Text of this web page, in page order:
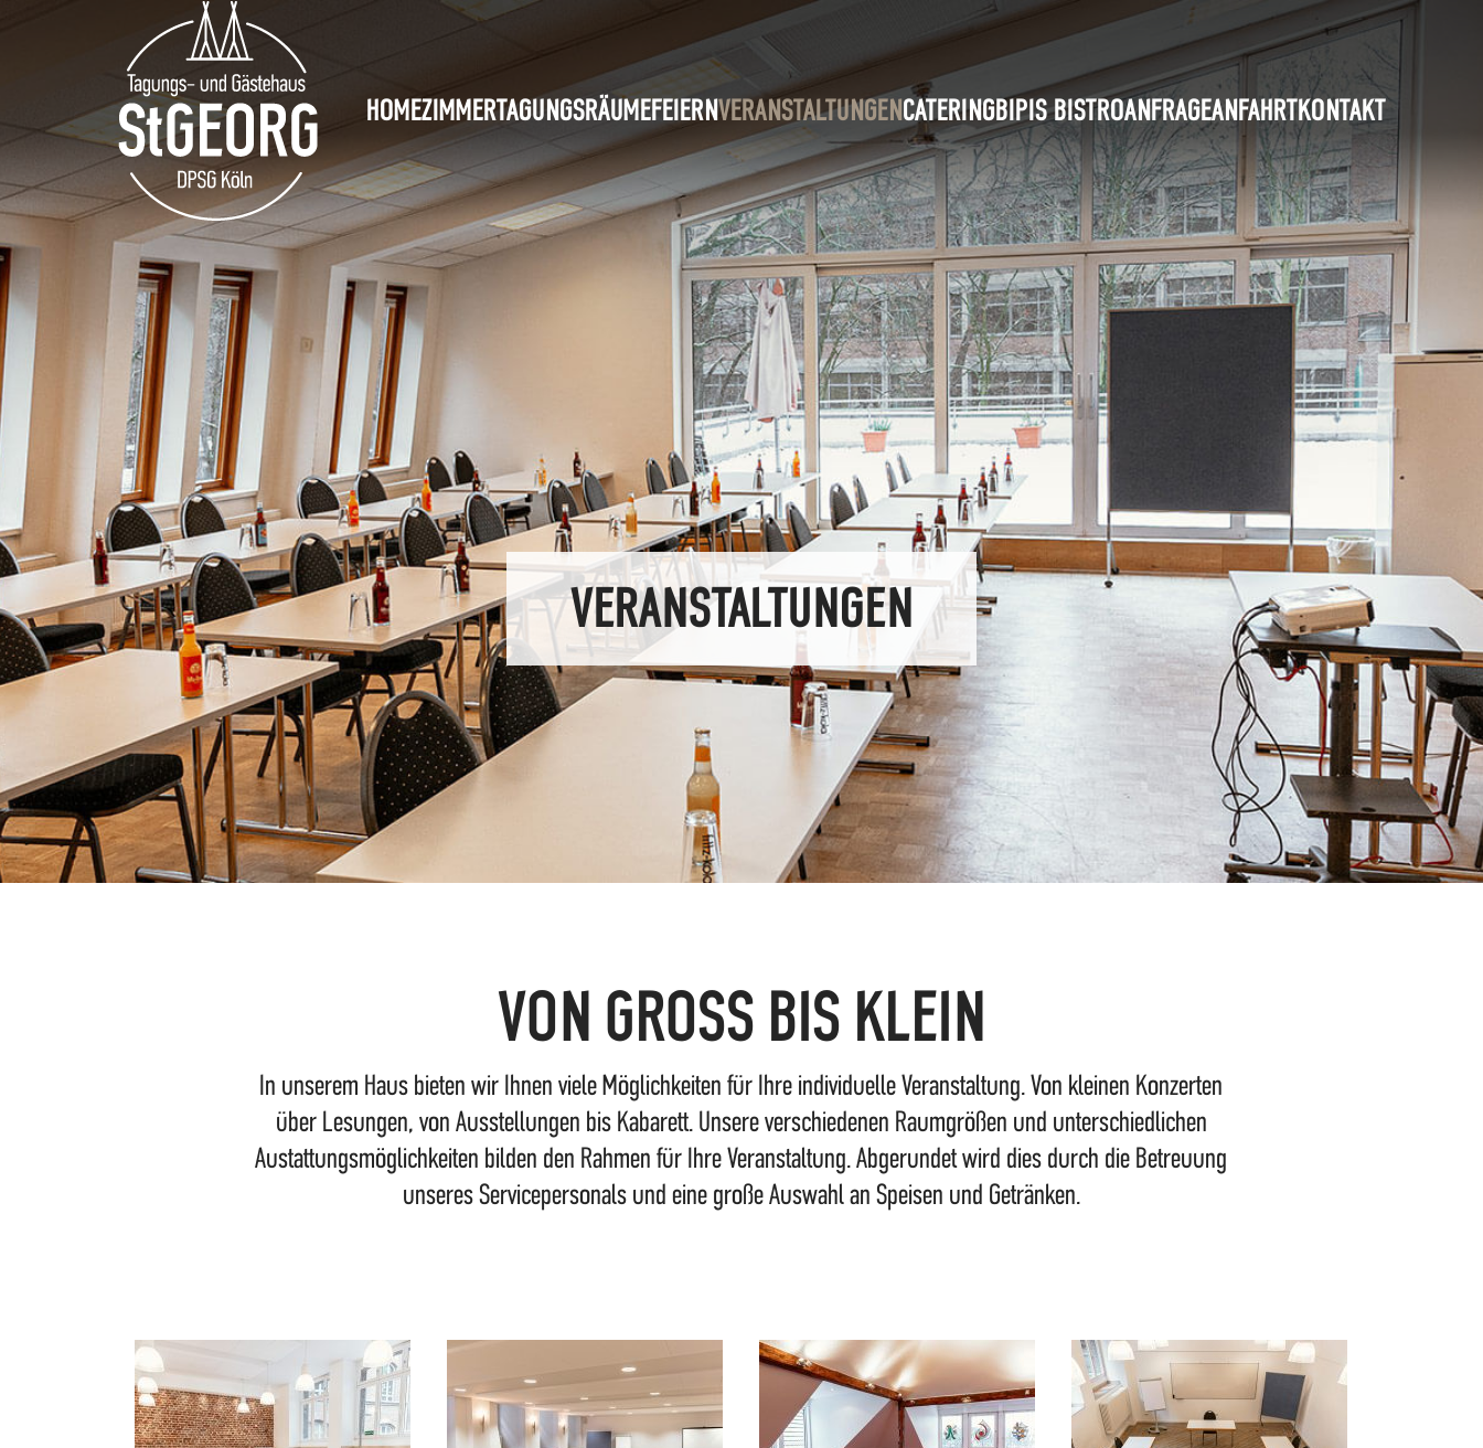
HOMEZIMMERTAGUNGSRÄUMEFEIERNVERANSTALTUNGENCATERINGBIPIS BISTROANFRAGEANFAHRTKONTAKT
VERANSTALTUNGEN
VON GROSS BIS KLEIN
In unserem Haus bieten wir Ihnen viele Möglichkeiten für Ihre individuelle Veranstaltung. Von kleinen Konzerten
über Lesungen, von Ausstellungen bis Kabarett. Unsere verschiedenen Raumgrößen und unterschiedlichen
Austattungsmöglichkeiten bilden den Rahmen für Ihre Veranstaltung. Abgerundet wird dies durch die Betreuung
unseres Servicepersonals und eine große Auswahl an Speisen und Getränken.